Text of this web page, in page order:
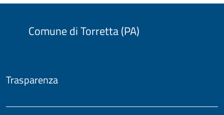
Comune di Torretta (PA)
Trasparenza